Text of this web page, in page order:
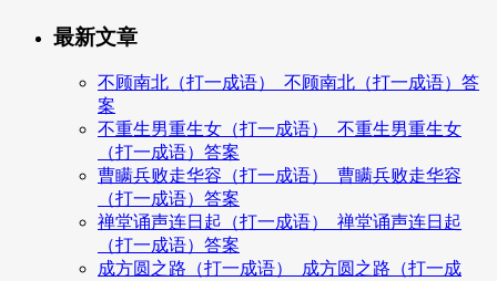
最新文章
不顾南北（打一成语）_不顾南北（打一成语）答
案
不重生男重生女（打一成语）_不重生男重生女
（打一成语）答案
曹瞒兵败走华容（打一成语）_曹瞒兵败走华容
（打一成语）答案
禅堂诵声连日起（打一成语）_禅堂诵声连日起
（打一成语）答案
成方圆之路（打一成语）_成方圆之路（打一成